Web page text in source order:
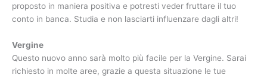
proposto in maniera positiva e potresti veder fruttare il tuo
conto in banca. Studia e non lasciarti influenzare dagli altri!
Vergine
Questo nuovo anno sarà molto più facile per la Vergine. Sarai
richiesto in molte aree, grazie a questa situazione le tue